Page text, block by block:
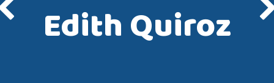
Edith Quiroz